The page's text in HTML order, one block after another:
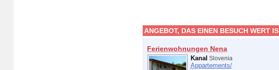
ANGEBOT, DAS EINEN BESUCH WERT
Ferienwohnungen Nena
Kanal Slovenia
Appartements/